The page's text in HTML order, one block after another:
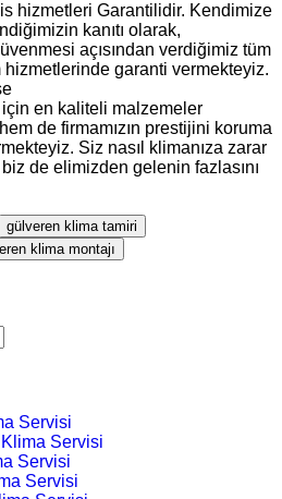
hizmetleri Garantilidir. Kendimize
kanıtı olarak,
açısından verdiğimiz tüm
hizmetlerinde garanti vermekteyiz.
en kaliteli malzemeler
de firmamızın prestijini koruma
Siz nasıl klimanıza zarar
de elimizden gelenin fazlasını
gülveren klima tamiri
klima montajı
Servisi
Servisi
Servisi
Servisi